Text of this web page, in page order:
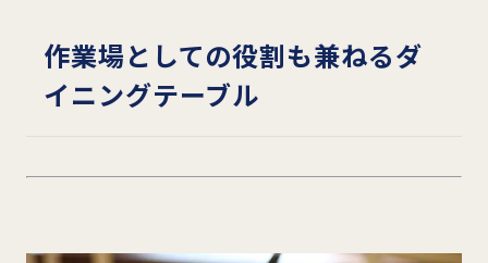
作業場としての役割も兼ねるダ
イニングテーブル